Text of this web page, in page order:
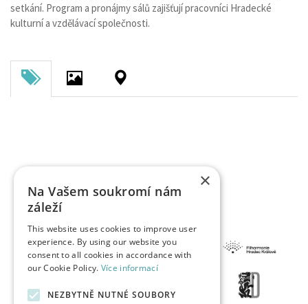
setkání. Program a pronájmy sálů zajišťují pracovníci Hradecké
kulturní a vzdělávací společnosti.
×
Na Vašem soukromí nám
záleží
This website uses cookies to improve user
experience. By using our website you
consent to all cookies in accordance with
our Cookie Policy. Více informací
NEZBYTNĚ NUTNÉ SOUBORY